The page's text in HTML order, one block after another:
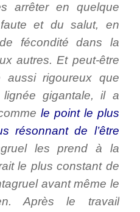
arrêter en quelque
et du salut, en
fécondité dans la
autres. Et peut-être
aussi rigoureux que
gigantale, il a
le point le plus
résonnant de l’être
les prend à la
le plus constant de
avant même le
Après le travail